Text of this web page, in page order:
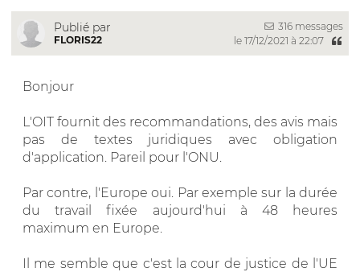
Publié par
FLORIS22
316 messages
le 17/12/2021 à 22:07
Bonjour
L'OIT fournit des recommandations, des avis mais
pas de textes juridiques avec obligation
d'application. Pareil pour l'ONU.
Par contre, l'Europe oui. Par exemple sur la durée
du travail fixée aujourd'hui à 48 heures
maximum en Europe.
Il me semble que c'est la cour de justice de l'UE